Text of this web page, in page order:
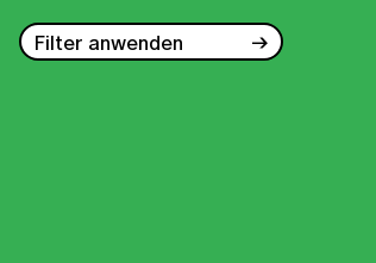
Filter anwenden